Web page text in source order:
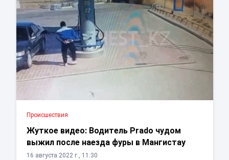
Проиcшествия
Жуткое видео: Водитель Prado чудом
выжил после наезда фуры в Мангистау
16 августа 2022 г., 11:30